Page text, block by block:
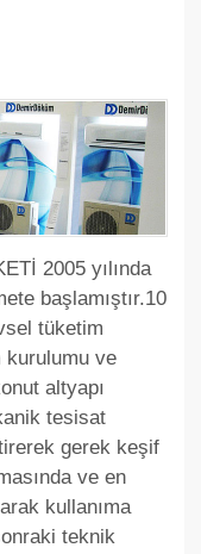
2005 yılında
başlamıştır.10
tüketim
kurulumu ve
altyapı
tesisat
gerek keşif
ve en
kullanıma
teknik